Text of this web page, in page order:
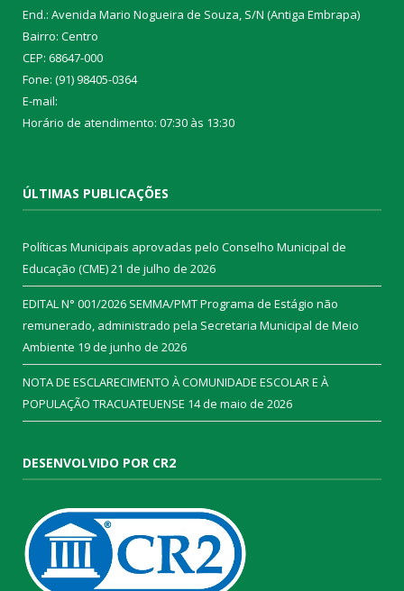
End.: Avenida Mario Nogueira de Souza, S/N (Antiga Embrapa)
Bairro: Centro
CEP: 68647-000
Fone: (91) 98405-0364
E-mail:
Horário de atendimento: 07:30 às 13:30
ÚLTIMAS PUBLICAÇÕES
Políticas Municipais aprovadas pelo Conselho Municipal de
Educação (CME)21 de julho de 2026
EDITAL N° 001/2026 SEMMA/PMT Programa de Estágio não
remunerado, administrado pela Secretaria Municipal de Meio
Ambiente 19 de junho de 2026
NOTA DE ESCLARECIMENTO À COMUNIDADE ESCOLAR E À
POPULAÇÃO TRACUATEUENSE 14 de maio de 2026
DESENVOLVIDO POR CR2